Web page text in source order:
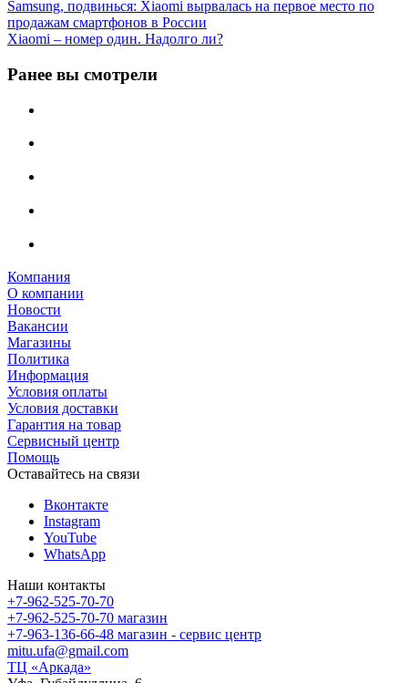
Samsung, подвинься: Xiaomi вырвалась на первое место по
продажам смартфонов в России
Xiaomi – номер один. Надолго ли?
Ранее вы смотрели
Компания
О компании
Новости
Вакансии
Магазины
Политика
Информация
Условия оплаты
Условия доставки
Гарантия на товар
Сервисный центр
Помощь
Оставайтесь на связи
Вконтакте
Instagram
YouTube
WhatsApp
Наши контакты
+7-962-525-70-70
+7-962-525-70-70 магазин
+7-963-136-66-48 магазин - сервис центр
mitu.ufa@gmail.com
ТЦ «Аркада»